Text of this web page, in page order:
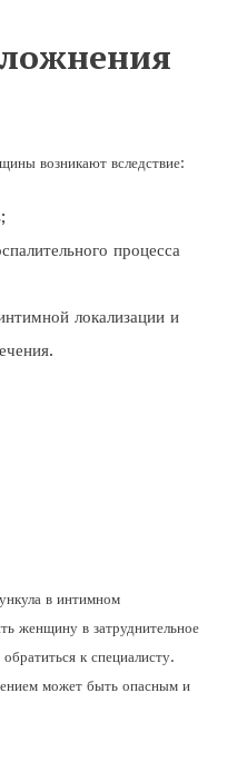
возникают вследствие:
процесса
локализации и
в интимном
женщину в затруднительное
к специалисту.
может быть опасным и